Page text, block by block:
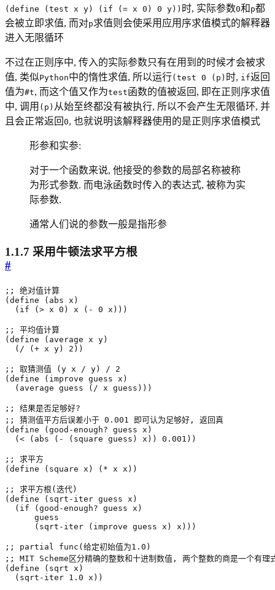
(define (test x y) (if (= x 0) 0 y)) 时, 实际参数0和 p都
会被立即求值, 而对p求值则会使采用应用序求值模式的解释器
进入无限循环
不过在正则序中, 传入的实际参数只有在用到的时候才会被求
值, 类似Python中的惰性求值, 所以运行(test 0 (p) 时, if返回
值为#t, 而这个值又作为test函数的值被返回, 即在正则序求值
中, 调用 (p) 从始至终都没有被执行, 所以不会产生无限循环, 并
且会正常返回 0, 也就说明该解释器使用的是正则序求值模式
形参和实参:
对于一个函数来说, 他接受的参数的局部名称被称
为形式参数. 而电泳函数时传入的表达式, 被称为实
际参数.
通常人们说的参数一般是指形参
1.1.7 采用牛顿法求平方根
#
;; 绝对值计算
(define ( abs x )
( if (> x 0 ) x ( - 0 x )))
;; 平均值计算
(define ( average x y)
( / (+ x y) 2 ))
;; 取猜测值 (y x / y) / 2
(define ( improve guess x )
( average guess ( / x guess )))
;; 结果是否足够好?
;; 猜测值平方后误差小于 0.001 即可认为足够好, 返回真
(define (good-enough? guess x )
(< ( abs ( - ( square guess ) x )) 0.001 ))
;; 求平方
(define ( square x ) ( * x x ))
;; 求平方根(迭代)
(define ( sqrt-iter guess x )
( if (good-enough? guess x )
guess
( sqrt-iter ( improve guess x ) x )))
;; partial func(给定初始值为1.0)
;; MIT Scheme区分精确的整数和十进制数值, 两个整数的商是一个有理
(define ( sqrt x )
( sqrt-iter 1.0 x ))